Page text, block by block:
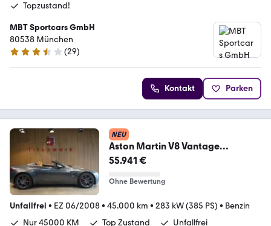
Topzustand!
MBT Sportcars GmbH
80538 München
3.6 Sterne
(29)
Kontakt Parken
NEU
Aston Martin V8 Vantage
Roadster 4.3l V8-U-Frei-45000
55.941 €
Ohne Bewertung
Unfallfrei • EZ 06/2008• 45.000 km • 283 kW (385 PS) • Benzin
Nur 45000 KM
Top Zustand Unfallfrei